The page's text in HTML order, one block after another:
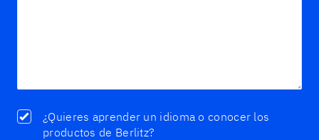
¿Quieres aprender un idioma o conocer los
productos de Berlitz?